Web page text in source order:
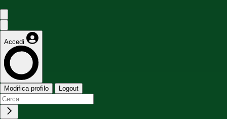
Accedi
Modifica profilo Logout